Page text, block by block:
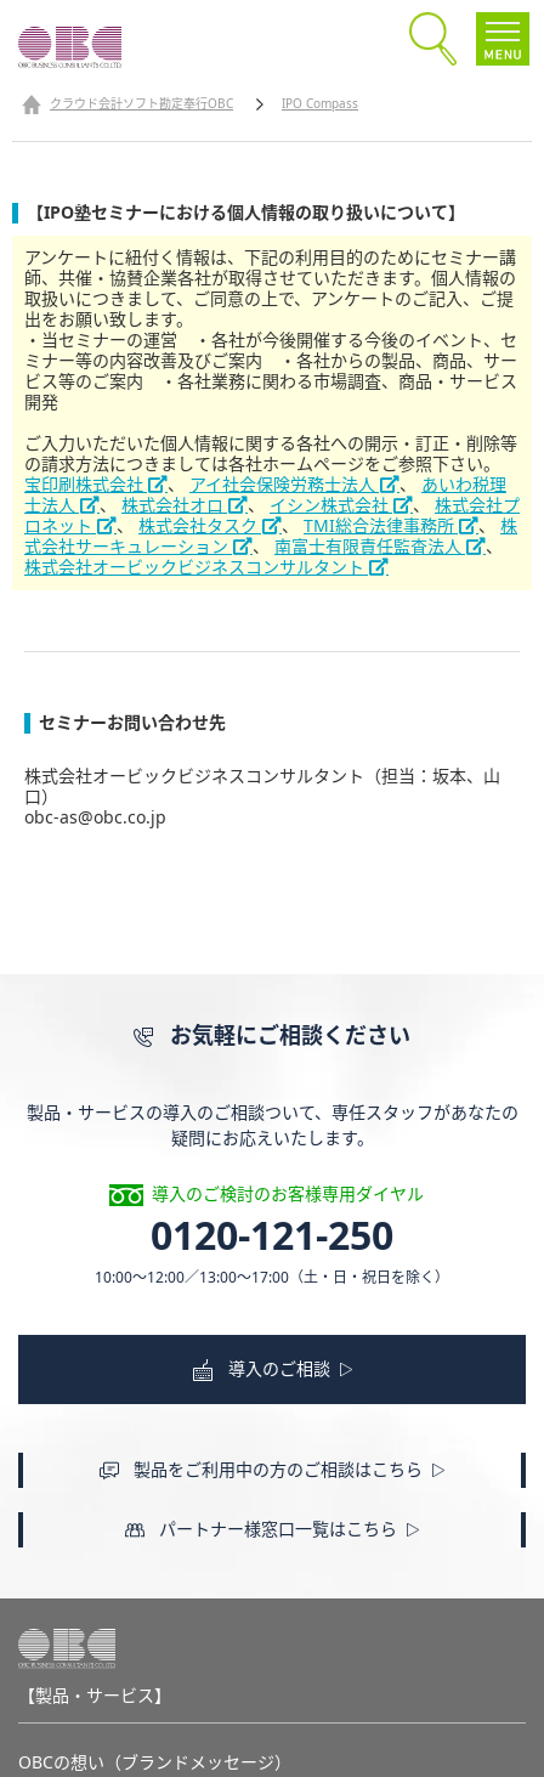
クラウド会計ソフト勘定奉行OBC IPO Compass
【IPO塾セミナーにおける個人情報の取り扱いについて】
アンケートに紐付く情報は、下記の利用目的のためにセミナー講
師、共催・協賛企業各社が取得させていただきます。個人情報の
取扱いにつきまして、ご同意の上で、アンケートのご記入、ご提
出をお願い致します。
・当セミナーの運営 ・各社が今後開催する今後のイベント、セ
ミナー等の内容改善及びご案内 ・各社からの製品、商品、サー
ビス等のご案内 ・各社業務に関わる市場調査、商品・サービス
開発
ご入力いただいた個人情報に関する各社への開示・訂正・削除等
の請求方法につきましては各社ホームページをご参照下さい。
宝印刷株式会社
、 アイ社会保険労務士法人 、 あいわ税理
士法人
、 株式会社オロ 、 イシン株式会社 、 株式会社プ
ロネット
、 株式会社タスク 、 TMI総合法律事務所 、 株
式会社サーキュレーション
、 南富士有限責任監査法人
、
株式会社オービックビジネスコンサルタント
セミナーお問い合わせ先
株式会社オービックビジネスコンサルタント（担当：坂本、山
口）
obc-as@obc.co.jp
お気軽にご相談ください
製品・サービスの導入のご相談ついて、専任スタッフがあなたの
疑問にお応えいたします。
導入のご検討のお客様専用ダイヤル
0120-121-250
10:00〜12:00／13:00〜17:00 （土・日・祝日を除く）
導入のご相談
製品をご利用中の方のご相談はこちら
パートナー様窓口一覧はこちら
【製品・サービス】
OBCの想い（ブランドメッセージ）